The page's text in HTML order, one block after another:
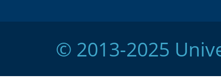
© 2013-2025